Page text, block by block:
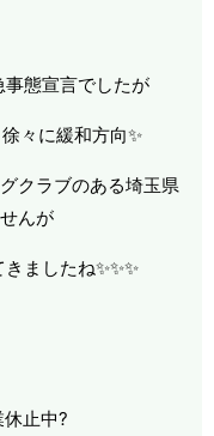
態宣言でしたが
々に緩和方向✨
クラブのある埼玉県
んが
ましたね✨✨✨
止中?